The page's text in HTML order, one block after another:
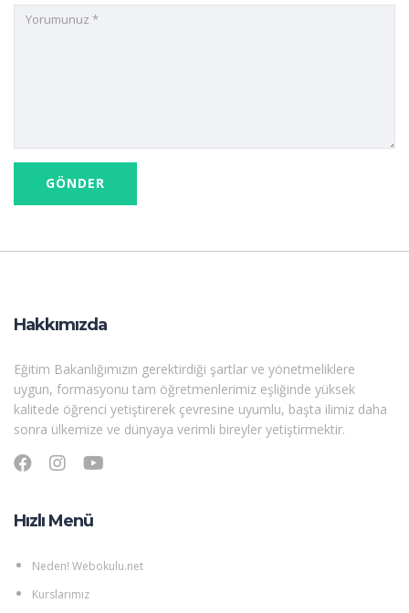
Hakkımızda
Eğitim Bakanlığımızın gerektirdiği şartlar ve yönetmeliklere
uygun, formasyonu tam öğretmenlerimiz eşliğinde yüksek
kalitede öğrenci yetiştirerek çevresine uyumlu, başta ilimiz daha
sonra ülkemize ve dünyaya verimli bireyler yetiştirmektir.
Hızlı Menü
Neden! Webokulu.net
Kurslarımız